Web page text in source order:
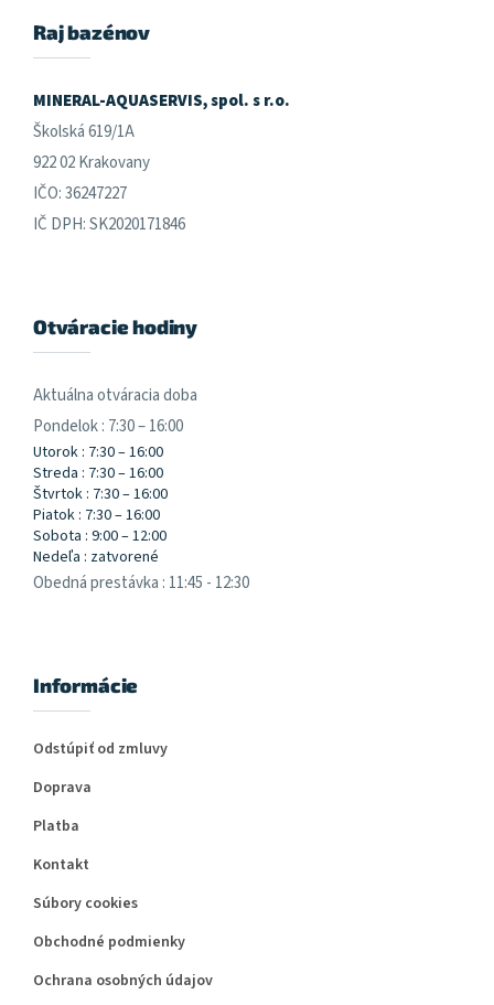
Raj bazénov
MINERAL-AQUASERVIS, spol. s r.o.
Školská 619/1A
922 02 Krakovany
IČO: 36247227
IČ DPH: SK2020171846
Otváracie hodiny
Aktuálna otváracia doba
Pondelok : 7:30 – 16:00
Utorok : 7:30 – 16:00
Streda : 7:30 – 16:00
Štvrtok : 7:30 – 16:00
Piatok : 7:30 – 16:00
Sobota : 9:00 – 12:00
Nedeľa : zatvorené
Obedná prestávka : 11:45 - 12:30
Informácie
Odstúpiť od zmluvy
Doprava
Platba
Kontakt
Súbory cookies
Obchodné podmienky
Ochrana osobných údajov